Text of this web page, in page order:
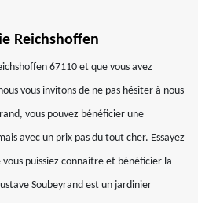
Reichshoffen
67110 et que vous avez
vous invitons de ne pas hésiter à nous
vous pouvez bénéficier une
avec un prix pas du tout cher. Essayez
puissiez connaitre et bénéficier la
Soubeyrand est un jardinier